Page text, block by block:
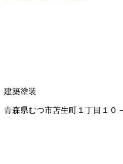
建築塗装
青森県むつ市苫生町１丁目１０